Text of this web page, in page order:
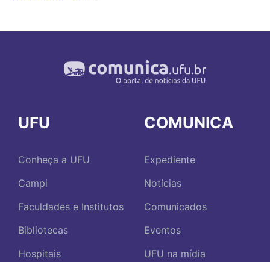
UFU
Conheça a UFU
Campi
Faculdades e Institutos
Bibliotecas
Hospitais
COMUNICA
Expediente
Notícias
Comunicados
Eventos
UFU na mídia